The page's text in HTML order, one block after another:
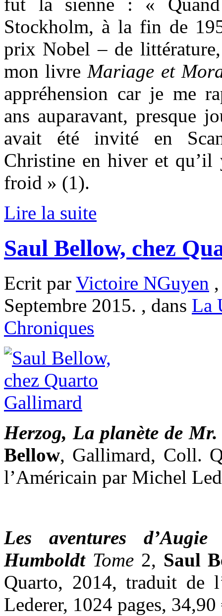
fut la sienne : «
Stockholm, à la fin de
prix Nobel – de
mon livreMariage et
appréhension car je me
ans auparavant, presque
avait été invité en
Christine en hiver et qu’il
froid » (1).
Lire la suite
Saul Bellow, chez
Ecrit par Victoire NGuyen
Septembre 2015. , dans La
Chroniques
Herzog, La planète de
Bellow, Gallimard, Coll.
l’Américain par Michel
Les aventures
Humboldt Tome 2, Saul
Quarto, 2014, traduit de
Lederer, 1024 pages, 34,90